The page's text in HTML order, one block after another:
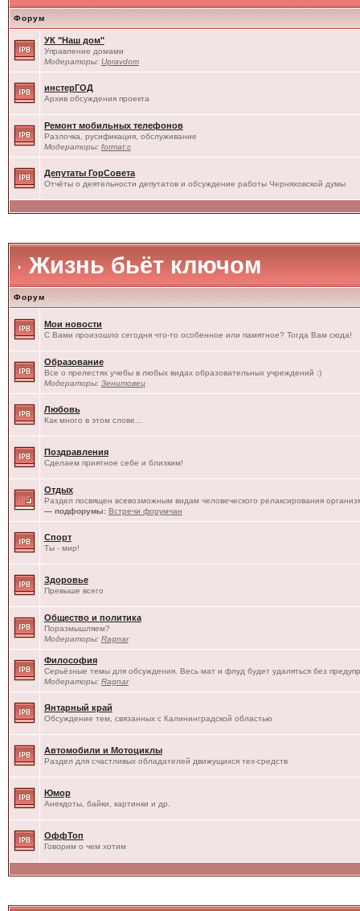
Форум
УК "Наш дом"
Управление домами
Модераторы: Upravdom
инстерГОД
Архив обсуждения проекта
Ремонт мобильных телефонов
Разлочка, русификация, обслуживание
Модераторы: format:c
Депутаты ГорСовета
Отчёты о деятельности депутатов и обсуждение работы Черняховской думы
Жизнь бьёт ключом
Форум
Мои новости
С Вами произошло сегодня что-то особенное или памятное? Тогда Вам сюда!
Образование
Все о прелестях учебы в любых видах образовательных учреждений :)
Модераторы: Зенитовец
Любовь
Как много в этом слове...
Поздравления
Сделаем приятное себе и близким!
Отдых
Раздел посвящен всевозможным видам человеческого релаксирования
— подфорумы: Встречи форумчан
Спорт
Ты - мир!
Здоровье
Превыше всего
Общество и политика
Поразмышляем?
Модераторы: Ragnar
Философия
Серьёзные темы для обсуждения. Весь мат и флуд будет удаляться без
Модераторы: Ragnar
Янтарный край
Обсуждение тем, связанных с Калининградской областью
Автомобили и Мотоциклы
Раздел для счастливых обладателей движущихся тех-средств
Юмор
Анекдоты, байки, картинки и др.
ОффТоп
Говорим о чем хотим